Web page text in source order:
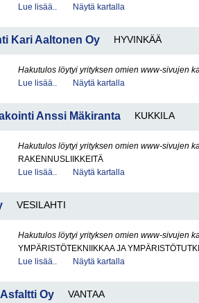
Lue lisää..
Näytä kartalla
Kari Aaltonen Oy HYVINKÄÄ
Hakutulos löytyi yrityksen omien www-sivujen
Lue lisää..
Näytä kartalla
Anssi Mäkiranta KUKKILA
Hakutulos löytyi yrityksen omien www-sivujen
RAKENNUSLIIKKEITÄ
Lue lisää..
Näytä kartalla
VESILAHTI
Hakutulos löytyi yrityksen omien www-sivujen
YMPÄRISTÖTEKNIIKKAA JA
Lue lisää..
Näytä kartalla
Oy VANTAA